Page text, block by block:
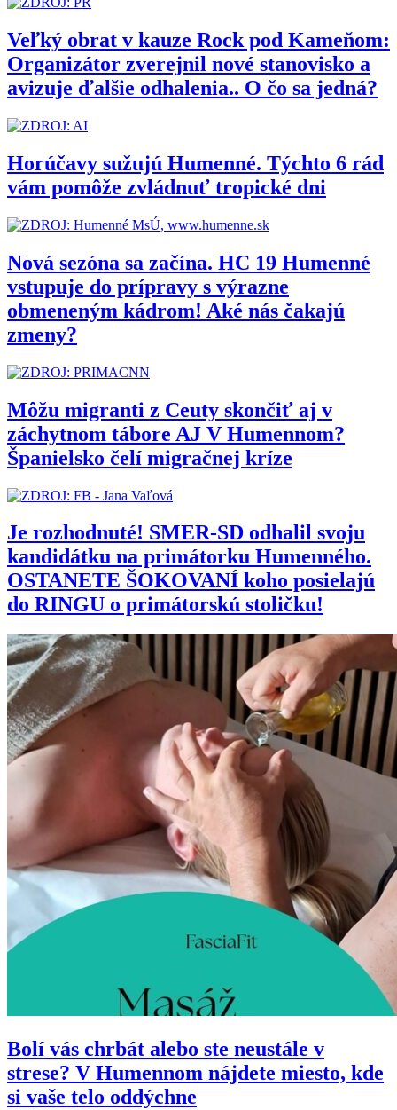
Veľký obrat v kauze Rock pod Kameňom:
Organizátor zverejnil nové stanovisko a
avizuje ďalšie odhalenia.. O čo sa jedná?
Horúčavy sužujú Humenné. Týchto 6 rád
vám pomôže zvládnuť tropické dni
Nová sezóna sa začína. HC 19 Humenné
vstupuje do prípravy s výrazne
obmeneným kádrom! Aké nás čakajú
zmeny?
Môžu migranti z Ceuty skončiť aj v
záchytnom tábore AJ V Humennom?
Španielsko čelí migračnej kríze
Je rozhodnuté! SMER-SD odhalil svoju
kandidátku na primátorku Humenného.
OSTANETE ŠOKOVANÍ koho posielajú
do RINGU o primátorskú stoličku!
Bolí vás chrbát alebo ste neustále v
strese? V Humennom nájdete miesto, kde
si vaše telo oddýchne